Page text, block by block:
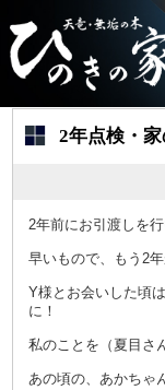
2年点検・
2年前にお引渡しを
早いもので、もう2
Y様とお会いした頃
に！
私のことを（夏目さ
あの頃の、あかちゃ